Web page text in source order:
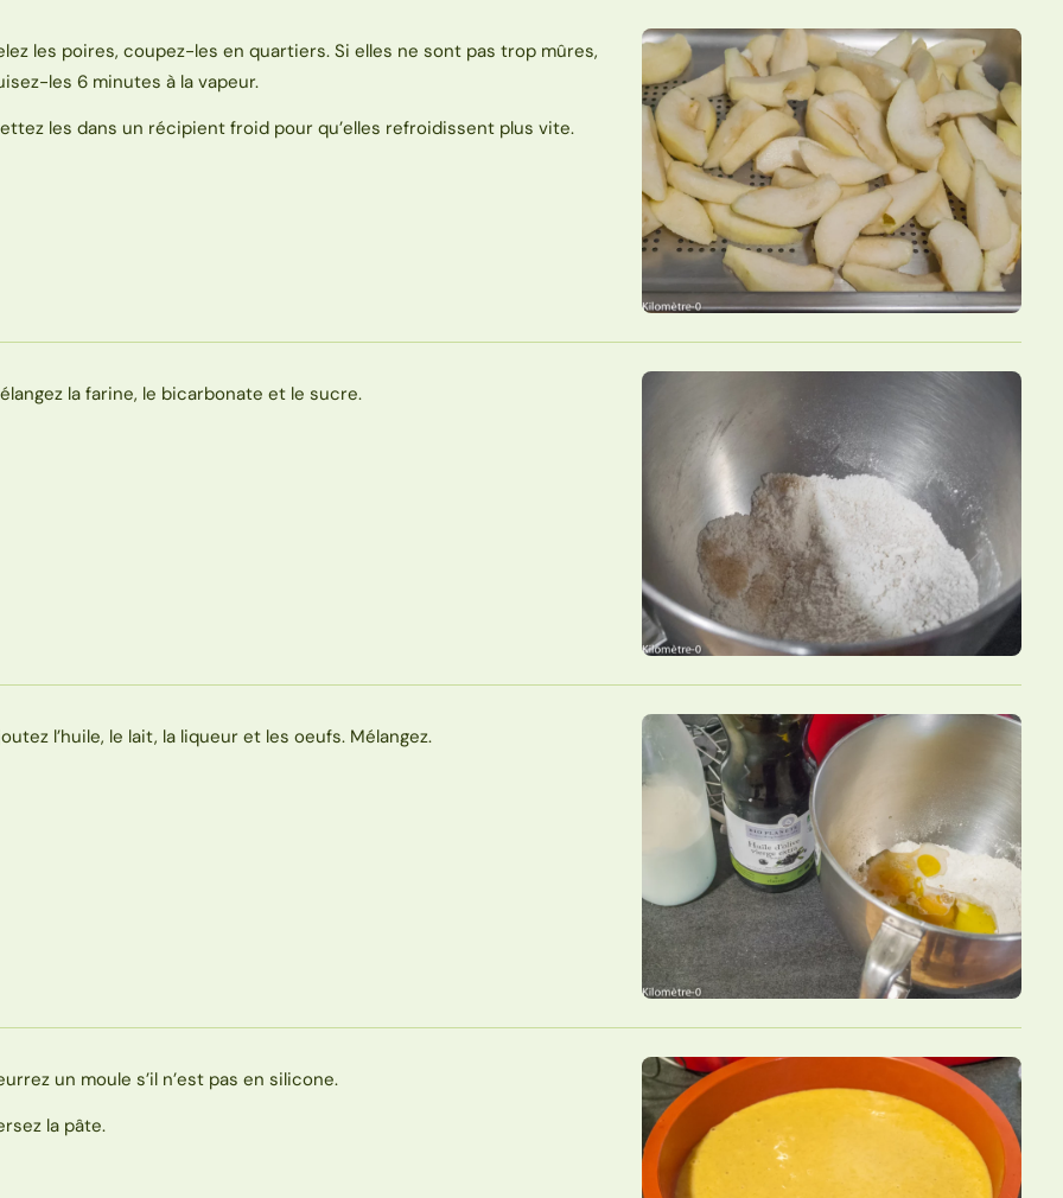
les poires, coupez-les en quartiers. Si elles ne sont pas trop mûres,
les 6 minutes à la vapeur.
les dans un récipient froid pour qu’elles refroidissent plus vite.
la farine, le bicarbonate et le sucre.
l’huile, le lait, la liqueur et les oeufs. Mélangez.
un moule s’il n’est pas en silicone.
la pâte.